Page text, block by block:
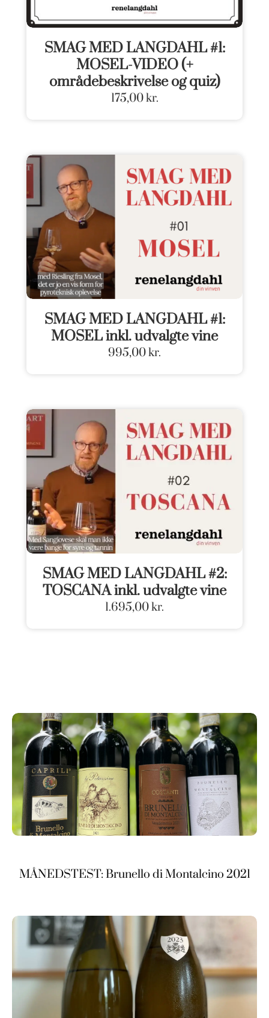
SMAG MED LANGDAHL #1:
MOSEL-VIDEO (+
områdebeskrivelse og quiz)
175,00kr.
SMAG MED LANGDAHL #1:
MOSEL inkl. udvalgte vine
995,00kr.
SMAG MED LANGDAHL #2:
TOSCANA inkl. udvalgte vine
1.695,00kr.
MÅNEDSTEST: Brunello di Montalcino 2021